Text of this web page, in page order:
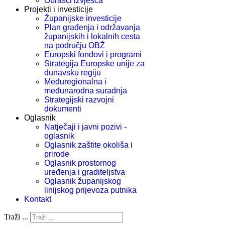
Projekti i investicije
Županijske investicije
Plan građenja i održavanja
županijskih i lokalnih cesta
na području OBŽ
Europski fondovi i programi
Strategija Europske unije za
dunavsku regiju
Međuregionalna i
međunarodna suradnja
Strategijski razvojni
dokumenti
Oglasnik
Natječaji i javni pozivi -
oglasnik
Oglasnik zaštite okoliša i
prirode
Oglasnik prostornog
uređenja i graditeljstva
Oglasnik županijskog
linijskog prijevoza putnika
Kontakt
Traži ...